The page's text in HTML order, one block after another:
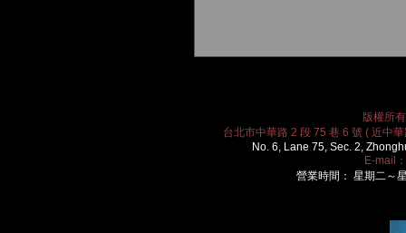
版權所
台北市中華路 2 段 75 巷 6 號 ( 近中
No. 6, Lane 75, Sec. 2,
E-mail：
營業時間： 星期二～